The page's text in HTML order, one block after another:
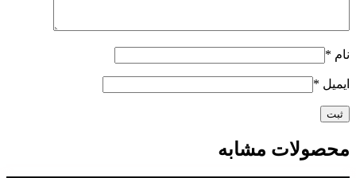
نام *
ایمیل *
محصولات مشابه